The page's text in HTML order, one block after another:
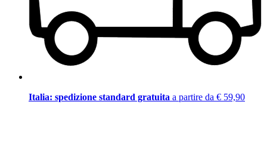
Italia: spedizione standard gratuita a partire da € 59,90